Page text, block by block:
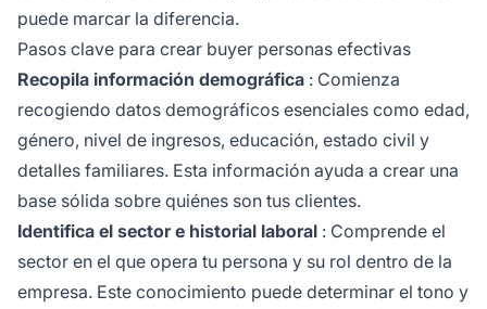
puede marcar la diferencia.
Pasos clave para crear buyer personas efectivas
Recopila información demográfica : Comienza
recogiendo datos demográficos esenciales como edad,
género, nivel de ingresos, educación, estado civil y
detalles familiares. Esta información ayuda a crear una
base sólida sobre quiénes son tus clientes.
Identifica el sector e historial laboral : Comprende el
sector en el que opera tu persona y su rol dentro de la
empresa. Este conocimiento puede determinar el tono y